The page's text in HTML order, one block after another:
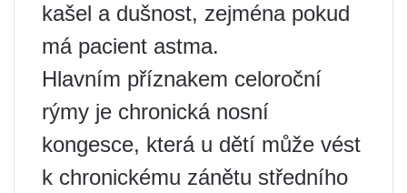
kašel a dušnost, zejména pokud
má pacient astma.
Hlavním příznakem celoroční
rýmy je chronická nosní
kongesce, která u dětí může vést
k chronickému zánětu středního